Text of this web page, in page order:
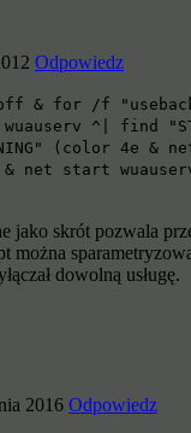
Odpowiedz
off & for /f
^| find
(color 4e &
net start
jako skrót pozwala
można
dowolną usługę.
2016 Odpowiedz